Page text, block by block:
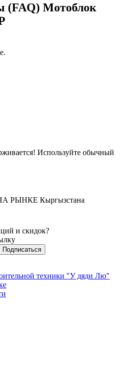
(FAQ) Мотоблок
Используйте обычный
РЫНКЕ Кыргызстана
и скидок?
Подписаться
техники "У дяди Лю"